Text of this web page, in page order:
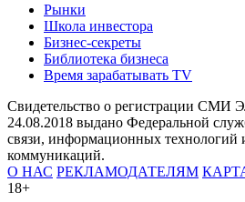
Рынки
Школа инвестора
Бизнес-секреты
Библиотека бизнеса
Время зарабатывать TV
Свидетельство о регистрации СМИ
24.08.2018 выдано Федеральной
связи, информационных технологий
коммуникаций.
О НАС РЕКЛАМОДАТЕЛЯМ
18+